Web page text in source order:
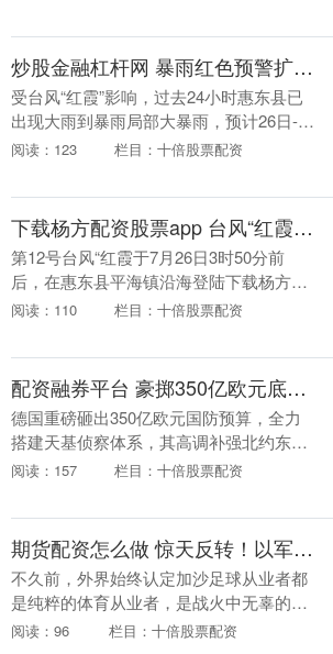
票配资平....
炒股金融杠杆网 暴雨红色预警扩展至全县！惠东启动防汛Ⅲ级应急响应
受台风“红霞”影响，过去24小时惠东县已
出现大雨到暴雨局部大暴雨，预计26日-27
日炒股金融杠杆网，该县有大暴雨局部特
应急预....
阅读：123 栏目：十倍股票配资
下载杨方配资股票app 台风“红霞”造成惠东超10万户停电，417间房屋受浸
第12号台风“红霞于7月26日3时50分前
后，在惠东县平海镇沿海登陆下载杨方配
资股票app，最大风力14级。受台风“红霞”
阅读：110 栏目：十倍股票配资
配资融券平台 豪掷350亿欧元底牌曝光！德国强势扩军布局 北约东翼侦察碾压式升级
德国重磅砸出350亿欧元国防预算，全力
搭建天基侦察体系，其高调补强北约东翼
战力，正在重塑欧洲地缘军事格局？对于
高度警惕，欧洲....
阅读：157 栏目：十倍股票配资
期货配资怎么做 惊天反转！以军甩出重磅名单 加沙足坛全员沦陷 球员裁判教练暗藏武装底牌
不久前，外界始终认定加沙足球从业者都
是纯粹的体育从业者，是战火中无辜的平
民群体。如今随着以色列军方公开完整人
阅读：96 栏目：十倍股票配资